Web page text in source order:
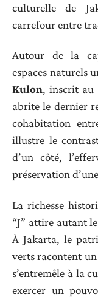
culturelle de
carrefour entre
Autour de la
espaces naturels
Kulon, inscrit au
abrite le dernier
cohabitation
illustre le
d’un côté,
préservation
La richesse
“J” attire autant
À Jakarta, le
verts racontent un
s’entremêle à la
exercer un